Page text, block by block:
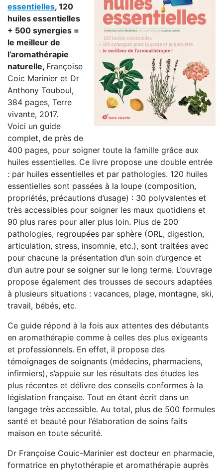
essentielles, 120
huiles essentielles
+ 500 synergies =
le meilleur de
l’aromathérapie
naturelle, Françoise
Coic Marinier et Dr
Anthony Touboul,
384 pages, Terre
vivante, 2017.
Voici un guide
complet, de près de
400 pages, pour soigner toute la famille grâce aux
huiles essentielles. Ce livre propose une double entrée
: par huiles essentielles et par pathologies. 120 huiles
essentielles sont passées à la loupe (composition,
propriétés, précautions d’usage) : 30 polyvalentes et
très accessibles pour soigner les maux quotidiens et
90 plus rares pour aller plus loin. Plus de 200
pathologies, regroupées par sphère (ORL, digestion,
articulation, stress, insomnie, etc.), sont traitées avec
pour chacune la présentation d’un soin d’urgence et
d’un autre pour se soigner sur le long terme. L’ouvrage
propose également des trousses de secours adaptées
à plusieurs situations : vacances, plage, montagne, ski,
travail, bébés, etc.
Ce guide répond à la fois aux attentes des débutants
en aromathérapie comme à celles des plus exigeants
et professionnels. En effet, il propose des
témoignages de soignants (médecins, pharmaciens,
infirmiers), s’appuie sur les résultats des études les
plus récentes et délivre des conseils conformes à la
législation française. Tout en étant écrit dans un
langage très accessible. Au total, plus de 500 formules
santé et beauté pour l’élaboration de soins faits
maison en toute sécurité.
Dr Françoise Couic-Marinier est docteur en pharmacie,
formatrice en phytothérapie et aromathérapie auprès